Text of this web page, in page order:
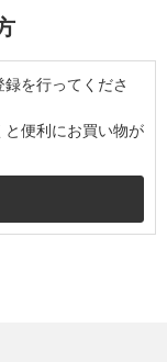
を行ってくださ
と便利にお買い物が